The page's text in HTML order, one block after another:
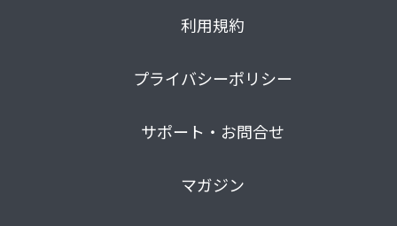
利用規約
プライバシーポリシー
サポート・お問合せ
マガジン